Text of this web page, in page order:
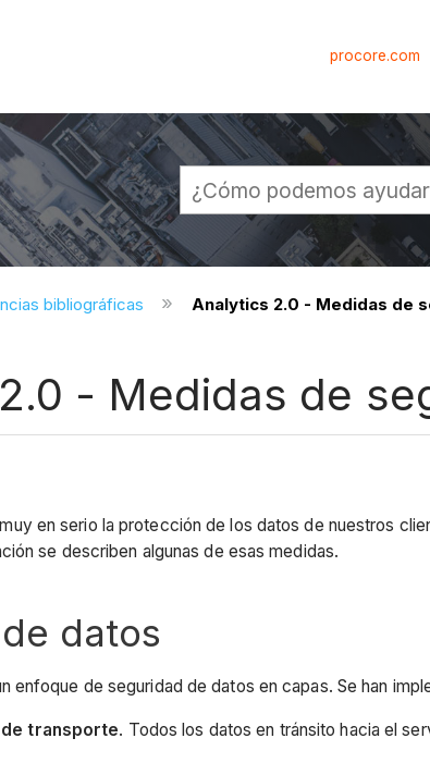
procore.com
jerarquía global
bibliográficas Analytics 2.0 - Medidas de
- Medidas de
en serio la protección de los datos de nuestros
se describen algunas de esas medidas.
datos
enfoque de seguridad de datos en capas. Se han
transporte. Todos los datos en tránsito hacia el